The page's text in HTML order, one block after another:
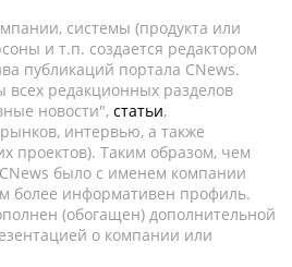
системы (продукта или
и т.п. создается редактором
публикаций портала CNews.
всех редакционных разделов
новости", статьи,
интервью, а также
проектов). Таким образом, чем
было с именем компании
более информативен профиль.
(обогащен) дополнительной
о компании или